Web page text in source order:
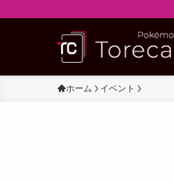
ホーム イベント